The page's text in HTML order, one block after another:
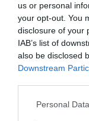
us or personal
your opt-out. You
disclosure of your
IAB’s list of
also be disclosed
Downstream
Personal